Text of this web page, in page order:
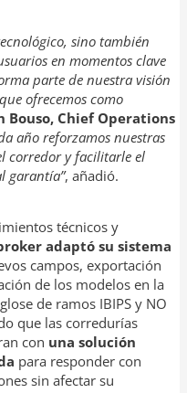
sino también
en momentos clave
parte de nuestra visión
ofrecemos como
Bouso, Chief Operations
año reforzamos nuestras
corredor y facilitarle el
garantía”, añadió.
técnicos y
adaptó su sistema
campos, exportación
de los modelos en la
de ramos IBIPS y NO
que las corredurías
con una solución
para responder con
sin afectar su